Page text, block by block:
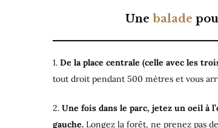
Une balade
1. De la place centrale (celle avec les
tout droit pendant 500 mètres et vous
2. Une fois dans le parc, jetez un oeil à
gauche. Longez la forêt, ne prenez pas